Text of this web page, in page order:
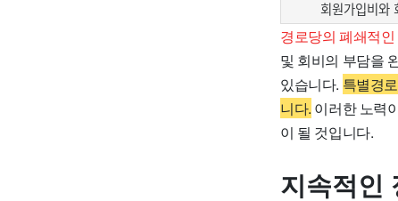
회원가입비와
경로당의 폐쇄적
및 회비의 부담을
있습니다. 특별경
니다. 이러한 노력
이 될 것입니다.
지속적인